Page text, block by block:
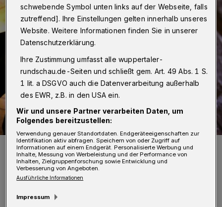
Symbolbild.
Foto: Jochen Tack
schwebende Symbol unten links auf der Webseite, falls
zutreffend]. Ihre Einstellungen gelten innerhalb unseres
Website. Weitere Informationen finden Sie in unserer
Datenschutzerklärung.
Ihre Zustimmung umfasst alle wuppertaler-
rundschau.de-Seiten und schließt gem. Art. 49 Abs. 1 S.
1 lit. a DSGVO auch die Datenverarbeitung außerhalb
des EWR, z.B. in den USA ein.
Wir und unsere Partner verarbeiten Daten, um
Folgendes bereitzustellen:
Verwendung genauer Standortdaten. Endgeräteeigenschaften zur
Identifikation aktiv abfragen. Speichern von oder Zugriff auf
Informationen auf einem Endgerät. Personalisierte Werbung und
Inhalte, Messung von Werbeleistung und der Performance von
Inhalten, Zielgruppenforschung sowie Entwicklung und
Verbesserung von Angeboten.
Ausführliche Informationen
Impressum